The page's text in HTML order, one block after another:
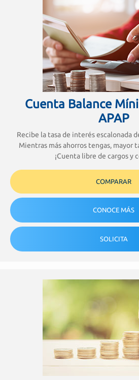
Cuenta Balance
APAP
Recibe la tasa de interés escalonada
Mientras más ahorros tengas, mayor
¡Cuenta libre de cargos y
COMPARAR
CONOCE MÁS
SOLICITA